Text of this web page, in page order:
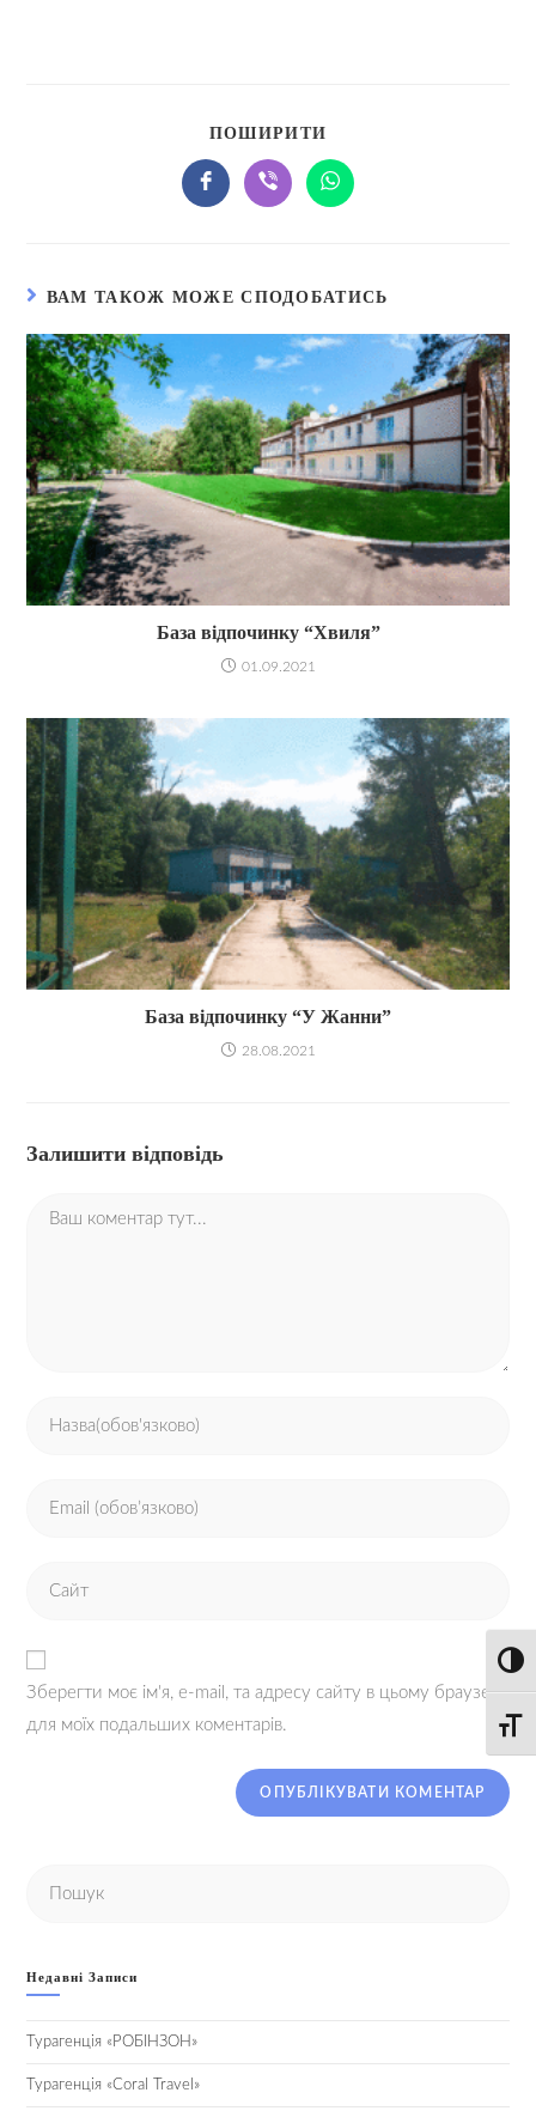
ПОШИРИТИ
ВАМ ТАКОЖ МОЖЕ СПОДОБАТИСЬ
База відпочинку “Хвиля”
01.09.2021
База відпочинку “У Жанни”
28.08.2021
Залишити відповідь
Зберегти моє ім'я, e-mail, та адресу сайту в цьому браузері
для моїх подальших коментарів.
Недавні Записи
Турагенція «РОБІНЗОН»
Турагенція «Coral Travel»